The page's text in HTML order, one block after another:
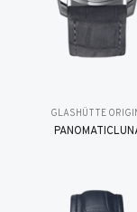
GLASHÜTTE